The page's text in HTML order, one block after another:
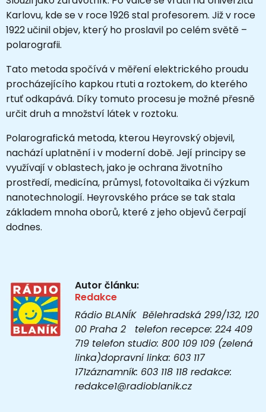
Karlovu, kde se v roce 1926 stal profesorem. Již v roce
1922 učinil objev, který ho proslavil po celém světě –
polarografii.
Tato metoda spočívá v měření elektrického proudu
procházejícího kapkou rtuti a roztokem, do kterého
rtuť odkapává. Díky tomuto procesu je možné přesně
určit druh a množství látek v roztoku.
Polarografická metoda, kterou Heyrovský objevil,
nachází uplatnění i v moderní době. Její principy se
využívají v oblastech, jako je ochrana životního
prostředí, medicína, průmysl, fotovoltaika či výzkum
nanotechnologií. Heyrovského práce se tak stala
základem mnoha oborů, které z jeho objevů čerpají
dodnes.
Autor článku:
Redakce
Rádio BLANÍK Bělehradská 299/132, 120
00 Praha 2 telefon recepce: 224 409
719 telefon studio: 800 109 109 (zelená
linka)dopravní linka: 603 117
171záznamník: 603 118 118 redakce:
redakce1@radioblanik.cz